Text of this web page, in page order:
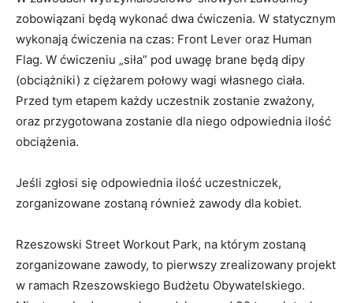
zobowiązani będą wykonać dwa ćwiczenia. W statycznym
wykonają ćwiczenia na czas: Front Lever oraz Human
Flag. W ćwiczeniu „siła” pod uwagę brane będą dipy
(obciążniki) z ciężarem połowy wagi własnego ciała.
Przed tym etapem każdy uczestnik zostanie zważony,
oraz przygotowana zostanie dla niego odpowiednia ilość
obciążenia.
Jeśli zgłosi się odpowiednia ilość uczestniczek,
zorganizowane zostaną również zawody dla kobiet.
Rzeszowski Street Workout Park, na którym zostaną
zorganizowane zawody, to pierwszy zrealizowany projekt
w ramach Rzeszowskiego Budżetu Obywatelskiego.